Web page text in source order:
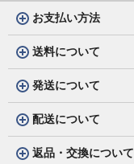
お支払い方法
送料について
発送について
配送について
返品・交換について